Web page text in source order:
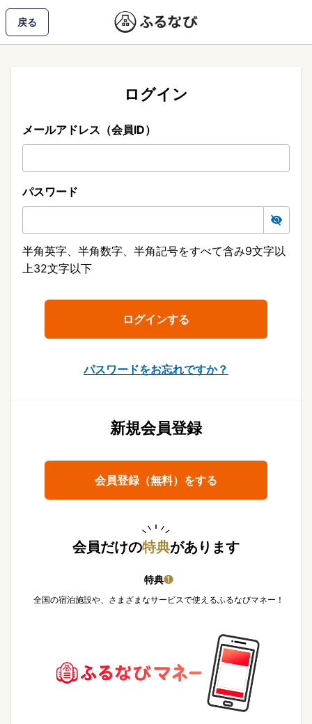
戻る
ログイン
メールアドレス（会員ID）
パスワード
半角英字、半角数字、半角記号をすべて含み9文字以
上32文字以下
パスワードをお忘れですか？
新規会員登録
会員登録（無料）をする
会員だけの特典があります
特典❶
全国の宿泊施設や、さまざまなサービスで使えるふるなびマネー！